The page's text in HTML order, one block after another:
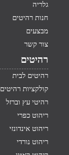
גלריה
חנות רהיטים
מבצעים
צור קשר
רהיטים
רהיטים לבית
קולקציות רהיטים
רהיטי עץ וברזל
ריהוט כפרי
ריהוט אינדונזי
ריהוט נורדי